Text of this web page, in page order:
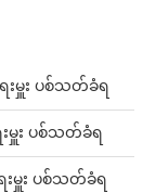
မှူး ပစ်သတ်ခံရ
မှူး ပစ်သတ်ခံရ
မှူး ပစ်သတ်ခံရ